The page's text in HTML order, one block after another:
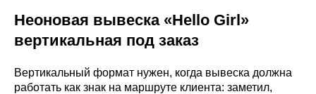
Неоновая вывеска «Hello Girl»
вертикальная под заказ
Вертикальный формат нужен, когда вывеска должна
работать как знак на маршруте клиента: заметил,